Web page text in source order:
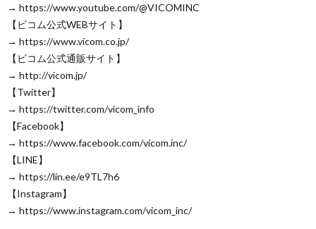
→ https://www.youtube.com/@VICOMINC
【ビコム公式WEBサイト】
→ https://www.vicom.co.jp/
【ビコム公式通販サイト】
→ http://vicom.jp/
【Twitter】
→ https://twitter.com/vicom_info
【Facebook】
→ https://www.facebook.com/vicom.inc/
【LINE】
→ https://lin.ee/e9TL7h6
【Instagram】
→ https://www.instagram.com/vicom_inc/